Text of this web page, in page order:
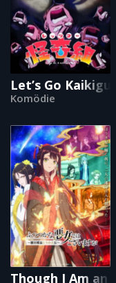
Let’s Go
Komödie
Though I Am an